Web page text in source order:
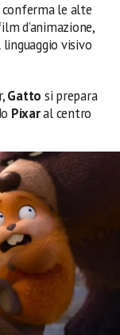
conferma le alte
d’animazione,
visivo
Gatto si prepara
Pixaral centro